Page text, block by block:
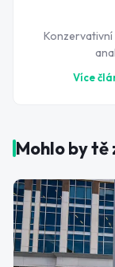
Konzervativní
Více
Mohlo by